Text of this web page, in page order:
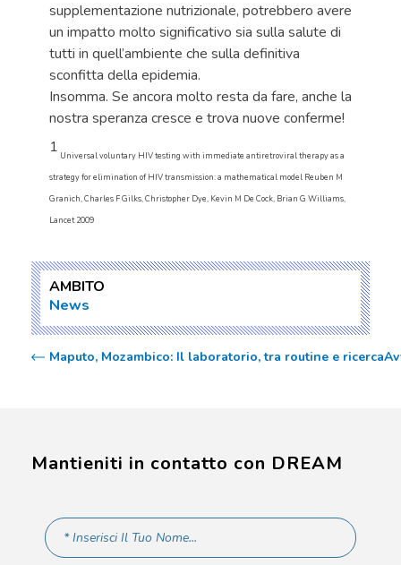
supplementazione nutrizionale, potrebbero avere
un impatto molto significativo sia sulla salute di
tutti in quell’ambiente che sulla definitiva
sconfitta della epidemia.
Insomma. Se ancora molto resta da fare, anche la
nostra speranza cresce e trova nuove conferme!
1 Universal voluntary HIV testing with immediate antiretroviral therapy as a
strategy for elimination of HIV transmission: a mathematical model Reuben M
Granich, Charles F Gilks, Christopher Dye, Kevin M De Cock, Brian G Williams,
Lancet 2009
AMBITO
News
Maputo, Mozambico: Il laboratorio, tra routine e ricerca
Mantieniti in contatto con DREAM